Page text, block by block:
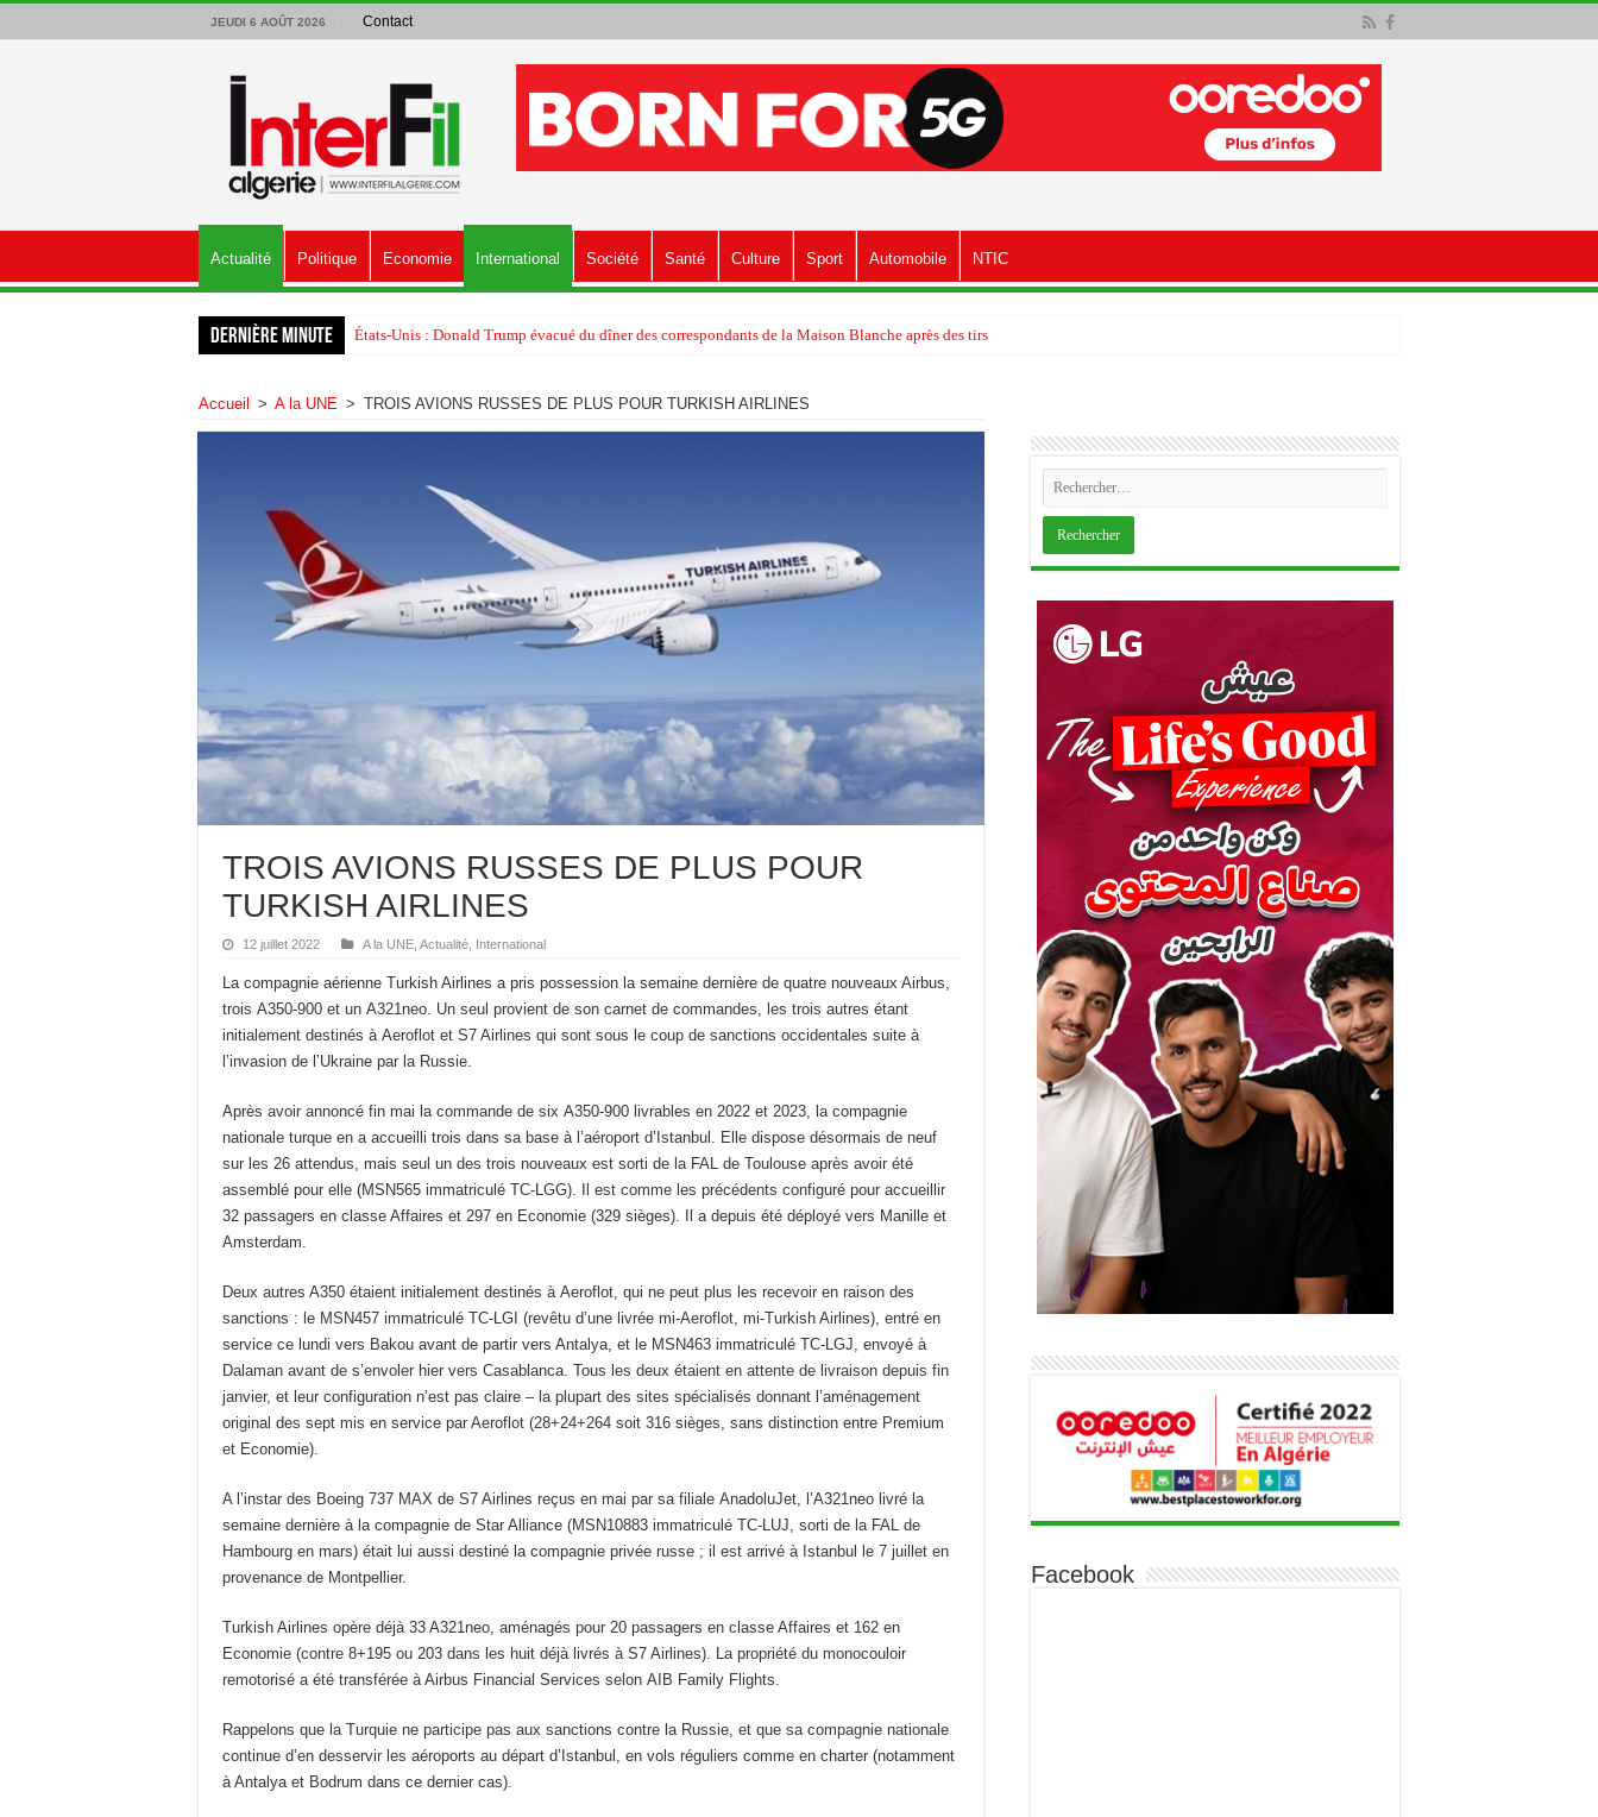
JEUDI 6 AOÛT 2026 Contact
Actualité Politique Economie International Société Santé Culture Sport Automobile NTIC
Dernière minute États-Unis : Donald Trump évacué du dîner des correspondants de la Maison Blanche après des tirs
Accueil > A la UNE > TROIS AVIONS RUSSES DE PLUS POUR TURKISH AIRLINES
TROIS AVIONS RUSSES DE PLUS POUR
TURKISH AIRLINES
12 juillet 2022 A la UNE Actualité International
La compagnie aérienne Turkish Airlines a pris possession la semaine dernière de quatre nouveaux Airbus,
trois A350-900 et un A321neo. Un seul provient de son carnet de commandes, les trois autres étant
initialement destinés à Aeroflot et S7 Airlines qui sont sous le coup de sanctions occidentales suite à
l’invasion de l’Ukraine par la Russie.
Après avoir annoncé fin mai la commande de six A350-900 livrables en 2022 et 2023, la compagnie
nationale turque en a accueilli trois dans sa base à l’aéroport d’Istanbul. Elle dispose désormais de neuf
sur les 26 attendus, mais seul un des trois nouveaux est sorti de la FAL de Toulouse après avoir été
assemblé pour elle (MSN565 immatriculé TC-LGG). Il est comme les précédents configuré pour accueillir
32 passagers en classe Affaires et 297 en Economie (329 sièges). Il a depuis été déployé vers Manille et
Amsterdam.
Deux autres A350 étaient initialement destinés à Aeroflot, qui ne peut plus les recevoir en raison des
sanctions : le MSN457 immatriculé TC-LGI (revêtu d’une livrée mi-Aeroflot, mi-Turkish Airlines), entré en
service ce lundi vers Bakou avant de partir vers Antalya, et le MSN463 immatriculé TC-LGJ, envoyé à
Dalaman avant de s’envoler hier vers Casablanca. Tous les deux étaient en attente de livraison depuis fin
janvier, et leur configuration n’est pas claire – la plupart des sites spécialisés donnant l’aménagement
original des sept mis en service par Aeroflot (28+24+264 soit 316 sièges, sans distinction entre Premium
et Economie).
A l’instar des Boeing 737 MAX de S7 Airlines reçus en mai par sa filiale AnadoluJet, l’A321neo livré la
semaine dernière à la compagnie de Star Alliance (MSN10883 immatriculé TC-LUJ, sorti de la FAL de
Hambourg en mars) était lui aussi destiné la compagnie privée russe ; il est arrivé à Istanbul le 7 juillet en
provenance de Montpellier.
Turkish Airlines opère déjà 33 A321neo, aménagés pour 20 passagers en classe Affaires et 162 en
Economie (contre 8+195 ou 203 dans les huit déjà livrés à S7 Airlines). La propriété du monocouloir
remotorisé a été transférée à Airbus Financial Services selon AIB Family Flights.
Rappelons que la Turquie ne participe pas aux sanctions contre la Russie, et que sa compagnie nationale
continue d’en desservir les aéroports au départ d’Istanbul, en vols réguliers comme en charter (notamment
à Antalya et Bodrum dans ce dernier cas).
Facebook